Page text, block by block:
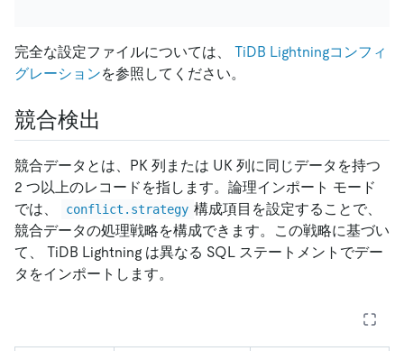
完全な設定ファイルについては、 TiDB Lightningコンフィ
グレーションを参照してください。
競合検出
競合データとは、PK 列または UK 列に同じデータを持つ
2 つ以上のレコードを指します。論理インポート モード
では、
conflict.strategy 構成項目を設定することで、
競合データの処理戦略を構成できます。この戦略に基づい
て、 TiDB Lightning は異なる SQL ステートメントでデー
タをインポートします。